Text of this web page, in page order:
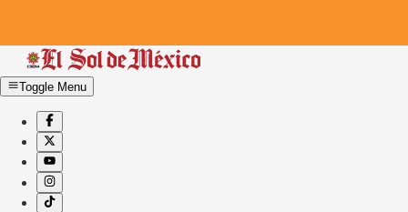
Toggle Menu